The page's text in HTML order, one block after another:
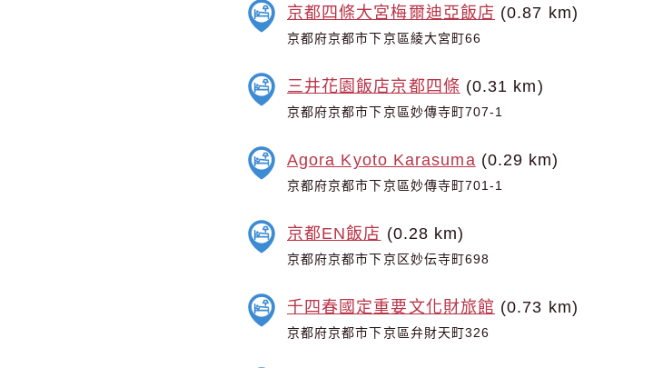
京都四條大宮梅爾迪亞飯店 (0.87 km)
京都府京都市下京區綾大宮町66
三井花園飯店京都四條 (0.31 km)
京都府京都市下京區妙傳寺町707-1
Agora Kyoto Karasuma (0.29 km)
京都府京都市下京區妙傳寺町701-1
京都EN飯店 (0.28 km)
京都府京都市下京区妙伝寺町698
千四春國定重要文化財旅館 (0.73 km)
京都府京都市下京區弁財天町326